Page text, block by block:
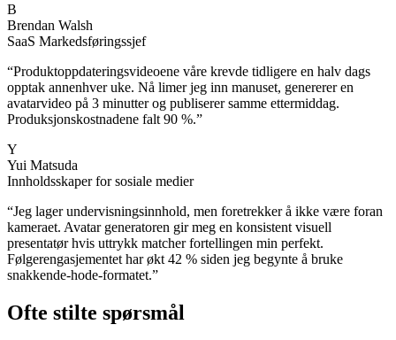
B
Brendan Walsh
SaaS Markedsføringssjef
“Produktoppdateringsvideoene våre krevde tidligere en halv dags
opptak annenhver uke. Nå limer jeg inn manuset, genererer en
avatarvideo på 3 minutter og publiserer samme ettermiddag.
Produksjonskostnadene falt 90 %.”
Y
Yui Matsuda
Innholdsskaper for sosiale medier
“Jeg lager undervisningsinnhold, men foretrekker å ikke være foran
kameraet. Avatar generatoren gir meg en konsistent visuell
presentatør hvis uttrykk matcher fortellingen min perfekt.
Følgerengasjementet har økt 42 % siden jeg begynte å bruke
snakkende-hode-formatet.”
Ofte stilte spørsmål